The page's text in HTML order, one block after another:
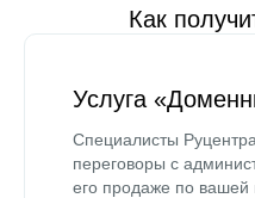
Как
Услуга
Специалисты
переговоры с
его продаже по вашей